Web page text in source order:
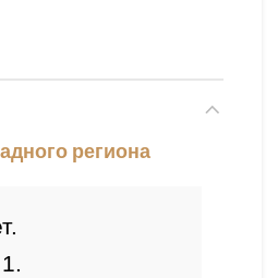
региона
1.